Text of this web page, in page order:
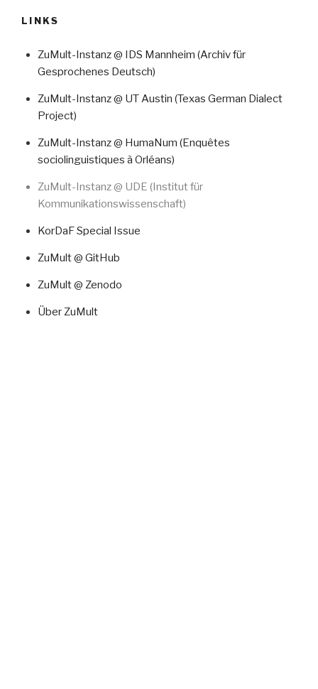
LINKS
ZuMult-Instanz @ IDS Mannheim (Archiv für
Gesprochenes Deutsch)
ZuMult-Instanz @ UT Austin (Texas German Dialect
Project)
ZuMult-Instanz @ HumaNum (Enquêtes
sociolinguistiques à Orléans)
ZuMult-Instanz @ UDE (Institut für
Kommunikationswissenschaft)
KorDaF Special Issue
ZuMult @ GitHub
ZuMult @ Zenodo
Über ZuMult